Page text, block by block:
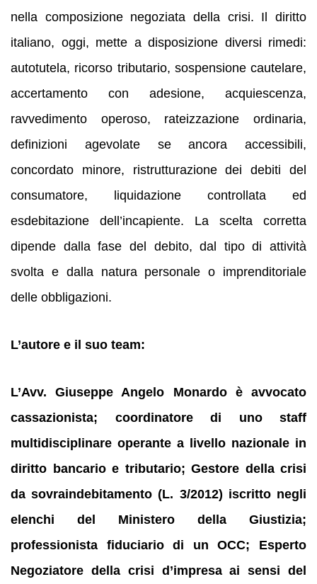
nella composizione negoziata della crisi. Il diritto
italiano, oggi, mette a disposizione diversi rimedi:
autotutela, ricorso tributario, sospensione cautelare,
accertamento con adesione, acquiescenza,
ravvedimento operoso, rateizzazione ordinaria,
definizioni agevolate se ancora accessibili,
concordato minore, ristrutturazione dei debiti del
consumatore, liquidazione controllata ed
esdebitazione dell’incapiente. La scelta corretta
dipende dalla fase del debito, dal tipo di attività
svolta e dalla natura personale o imprenditoriale
delle obbligazioni.
L’autore e il suo team:
L’Avv. Giuseppe Angelo Monardo è avvocato
cassazionista; coordinatore di uno staff
multidisciplinare operante a livello nazionale in
diritto bancario e tributario; Gestore della crisi
da sovraindebitamento (L. 3/2012) iscritto negli
elenchi del Ministero della Giustizia;
professionista fiduciario di un OCC; Esperto
Negoziatore della crisi d’impresa ai sensi del